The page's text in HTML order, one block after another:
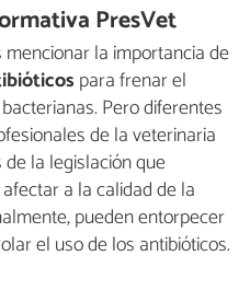
PresVet
la importancia de
para frenar el
Pero diferentes
de la veterinaria
la legislación que
a la calidad de la
pueden entorpecer
el uso de los antibióticos.